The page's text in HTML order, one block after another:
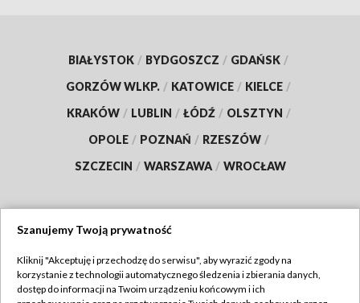
BIAŁYSTOK / BYDGOSZCZ / GDAŃSK /
GORZÓW WLKP. / KATOWICE / KIELCE /
KRAKÓW / LUBLIN / ŁÓDŹ / OLSZTYN /
OPOLE / POZNAŃ / RZESZÓW /
SZCZECIN / WARSZAWA / WROCŁAW
TVP
Szanujemy Twoją prywatność
Kliknij "Akceptuję i przechodzę do serwisu", aby wyrazić zgody na
korzystanie z technologii automatycznego śledzenia i zbierania danych,
dostęp do informacji na Twoim urządzeniu końcowym i ich